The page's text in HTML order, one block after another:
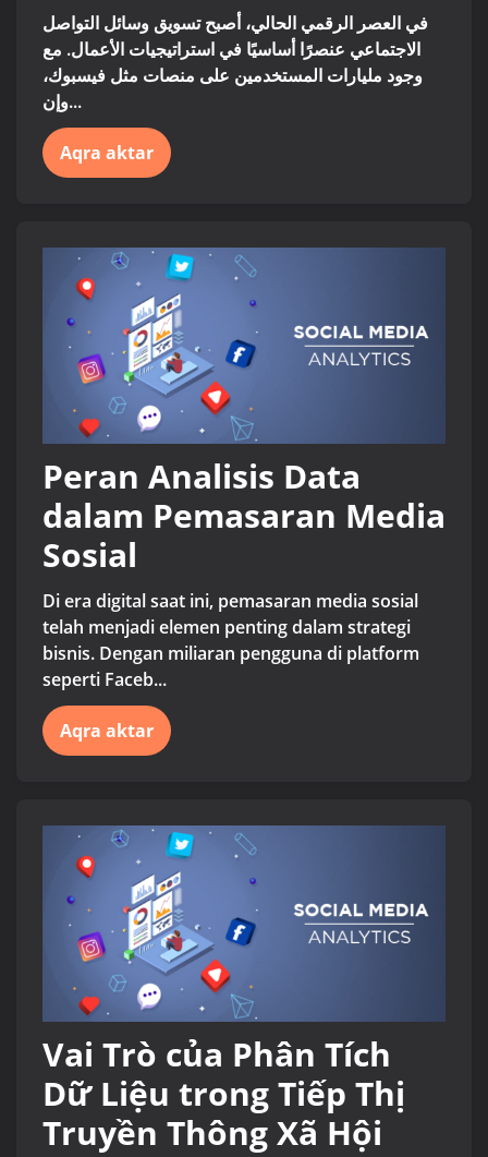
في العصر الرقمي الحالي، أصبح تسويق وسائل التواصل
الاجتماعي عنصرًا أساسيًا في استراتيجيات الأعمال. مع
وجود مليارات المستخدمين على منصات مثل فيسبوك،
وإن...
Aqra aktar
Peran Analisis Data
dalam Pemasaran Media
Sosial
Di era digital saat ini, pemasaran media sosial
telah menjadi elemen penting dalam strategi
bisnis. Dengan miliaran pengguna di platform
seperti Faceb...
Aqra aktar
Vai Trò của Phân Tích
Dữ Liệu trong Tiếp Thị
Truyền Thông Xã Hội